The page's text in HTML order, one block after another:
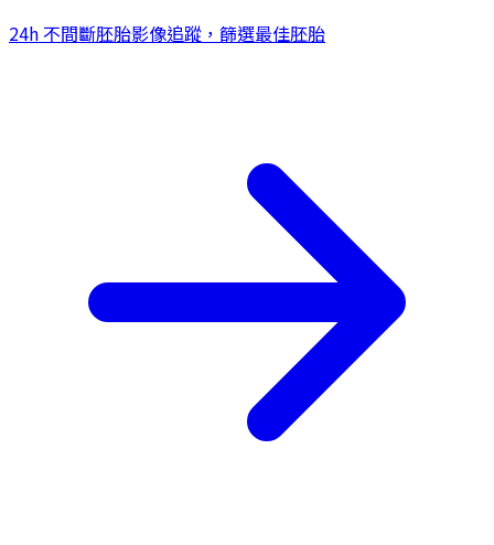
24h 不間斷胚胎影像追蹤，篩選最佳胚胎